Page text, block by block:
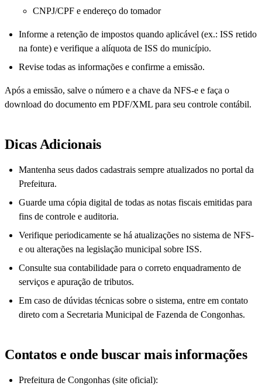
CNPJ/CPF e endereço do tomador
Informe a retenção de impostos quando aplicável (ex.: ISS retido
na fonte) e verifique a alíquota de ISS do município.
Revise todas as informações e confirme a emissão.
Após a emissão, salve o número e a chave da NFS-e e faça o
download do documento em PDF/XML para seu controle contábil.
Dicas Adicionais
Mantenha seus dados cadastrais sempre atualizados no portal da
Prefeitura.
Guarde uma cópia digital de todas as notas fiscais emitidas para
fins de controle e auditoria.
Verifique periodicamente se há atualizações no sistema de NFS-
e ou alterações na legislação municipal sobre ISS.
Consulte sua contabilidade para o correto enquadramento de
serviços e apuração de tributos.
Em caso de dúvidas técnicas sobre o sistema, entre em contato
direto com a Secretaria Municipal de Fazenda de Congonhas.
Contatos e onde buscar mais informações
Prefeitura de Congonhas (site oficial):